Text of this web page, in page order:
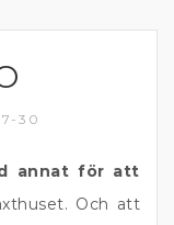
30
annat för att
Och att